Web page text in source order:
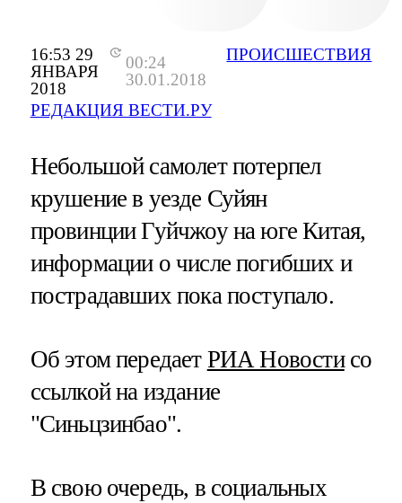
16:53 29
ЯНВАРЯ
2018
00:24
30.01.2018
РЕДАКЦИЯ ВЕСТИ.РУ
ПРОИСШЕСТВИЯ
Небольшой самолет потерпел
крушение в уезде Суйян
провинции Гуйчжоу на юге Китая,
информации о числе погибших и
пострадавших пока поступало.
Об этом передает РИА Новостисо
ссылкой на издание
"Синьцзинбао".
В свою очередь, в социальных